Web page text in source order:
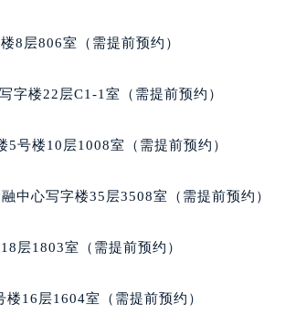
表服务中心（品牌授权店）3层整层（需
表服务中心（品牌授权店）1层整层（需
广场10层1015室（需提前预约）
融大厦7层G室（需提前预约）
国贸中心T1写字楼9层907室（需提前预约
写字楼16层1603室（需提前预约）
8层806室（需提前预约）
字楼22层C1-1室（需提前预约）
号楼10层1008室（需提前预约）
中心写字楼35层3508室（需提前预约）
层1803室（需提前预约）
16层1604室（需提前预约）